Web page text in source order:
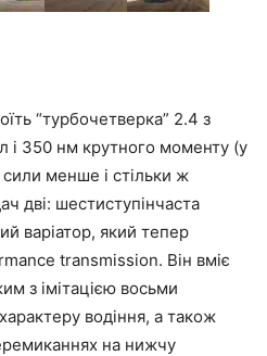
“турбочетверка” 2.4 з
і 350 нм крутного моменту (у
менше і стільки ж
дві: шестиступінчаста
варіатор, який тепер
transmission. Він вміє
з імітацією восьми
водіння, а також
на нижчу